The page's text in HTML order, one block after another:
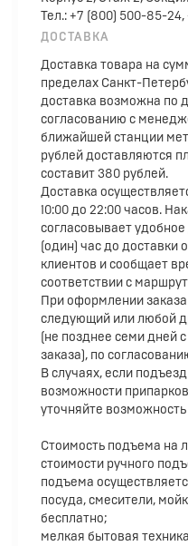
Тел.: +7 (800) 500-85-24,
ДОСТАВКА
Доставка товара на
пределах Санкт-
доставка возможна по
согласованию с
ближайшей станции
рублей доставляются
составит 380 рублей.
Доставка
10:00 до 22:00 часов.
согласовывает
(один) час до доставки
клиентов и сообщает
соответствии с
При оформлении
следующий или любой
(не позднее семи дней
заказа), по
В случаях, если
возможности
уточняйте
Стоимость подъема на
стоимости ручного
подъема
посуда, смесители,
бесплатно;
мелкая бытовая